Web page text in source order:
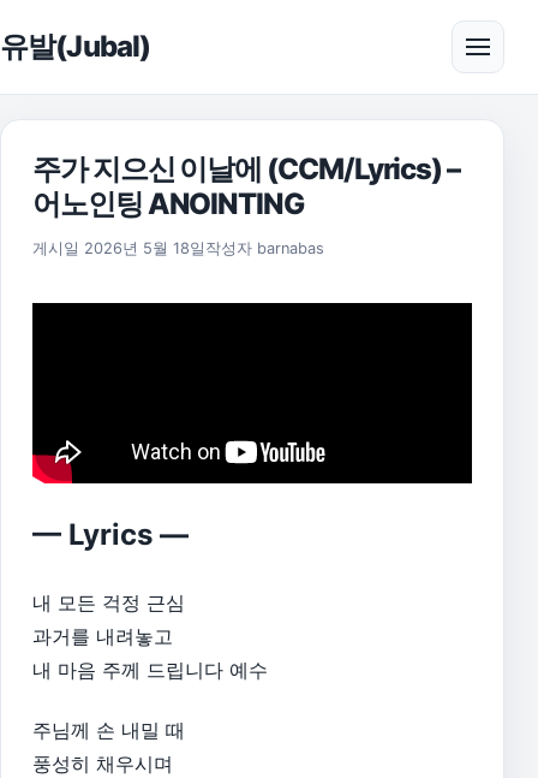
유발(Jubal) 메뉴
주가 지으신 이날에 (CCM/Lyrics) –
어노인팅 ANOINTING
게시일 2026년 5월 18일 작성자 barnabas
— Lyrics —
내 모든 걱정 근심
과거를 내려놓고
내 마음 주께 드립니다 예수
주님께 손 내밀 때
풍성히 채우시며